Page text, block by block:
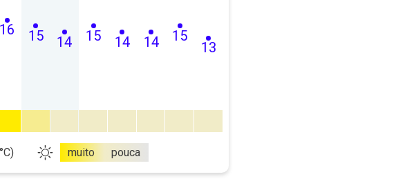
16 15 14 15 14 14 15
13
muito pouca